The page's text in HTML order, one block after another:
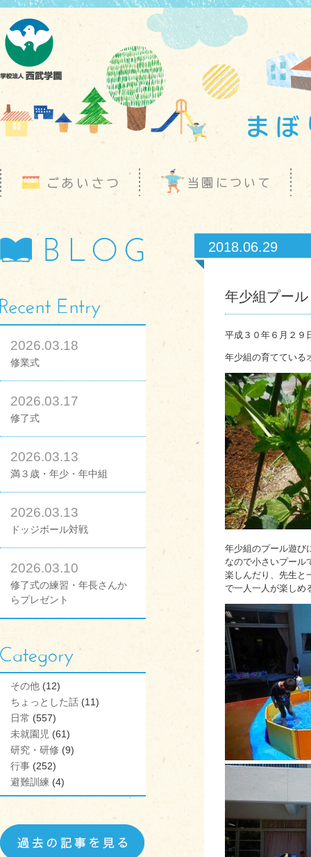
2026.03.18
修業式
2026.03.17
修了式
2026.03.13
満３歳・年少・年中組
2026.03.13
ドッジボール対戦
2026.03.10
修了式の練習・年長さんか
らプレゼント
その他 (12)
ちょっとした話 (11)
日常 (557)
未就園児 (61)
研究・研修 (9)
行事 (252)
避難訓練 (4)
2018.06.29
年少組プー
平成３０年６月２９
年少組の育てている
年少組のプール遊び
なので小さいプール
楽しんだり、先生と
で一人一人が楽しめ